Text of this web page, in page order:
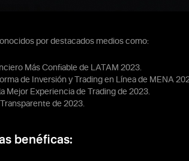
por destacados medios como:
Más Confiable de LATAM 2023.
de Inversión y Trading en Línea de MENA
Mejor Experiencia de Trading de 2023.
de 2023.
benéficas: